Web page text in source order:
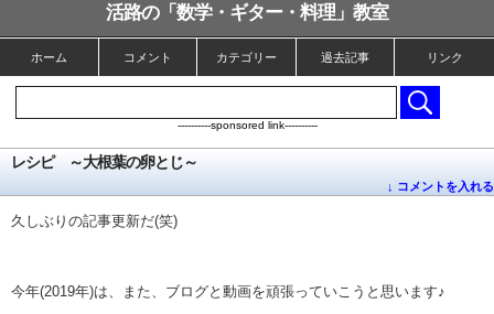
活路の「数学・ギター・料理」教室
ホーム コメント カテゴリー 過去記事 リンク
----------sponsored link----------
レシピ ～大根葉の卵とじ～
↓ コメントを入れる
久しぶりの記事更新だ(笑)
今年(2019年)は、また、ブログと動画を頑張っていこうと思います♪